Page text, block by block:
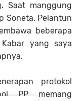
Saat manggung
Soneta. Pelantun
beberapa
yang saya
protokol
PP memang